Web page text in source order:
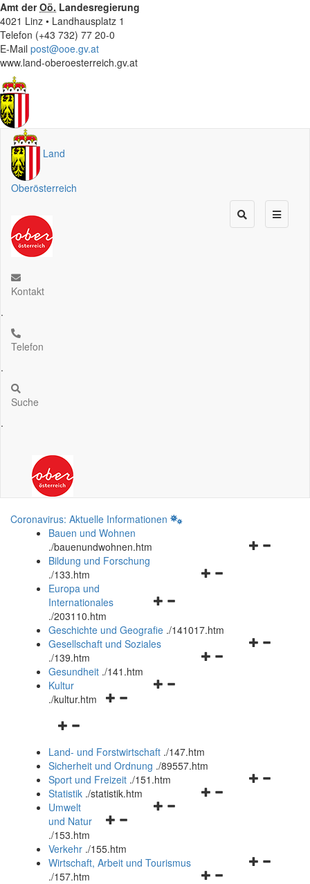
Amt derOö. Landesregierung
4021 Linz • Landhausplatz 1
Telefon (+43 732) 77 20-0
E-Mail post@ooe.gv.at
www.land-oberoesterreich.gv.at
Land
Oberösterreich
Kontakt
.
Telefon
.
Suche
.
Coronavirus: Aktuelle Informationen
Bauen und Wohnen
./bauenundwohnen.htm
Navigationsmenü
Bildung und Forschung
./133.htm
Navigationsmenü
und
schließen
Europa und
Internationales
./203110.htm
Geschichte und Geografie ./141017.htm
Navigationsmenü
Gesellschaft und Soziales
./139.htm
Navigationsmenü
Gesundheit ./141.htm
Navigationsmenü
Kultur
./kultur.htm
Navigationsmenü
und
schließen
Land- und Forstwirtschaft ./147.htm
Sicherheit und Ordnung ./89557.htm
Navigationsmenü
Sport und Freizeit ./151.htm
Navigationsmenü
Statistik ./statistik.htm
Navigationsmenü
und
schließen
Umwelt
und Natur
./153.htm
Verkehr ./155.htm
Navigationsmenü
Wirtschaft, Arbeit und Tourismus
./157.htm